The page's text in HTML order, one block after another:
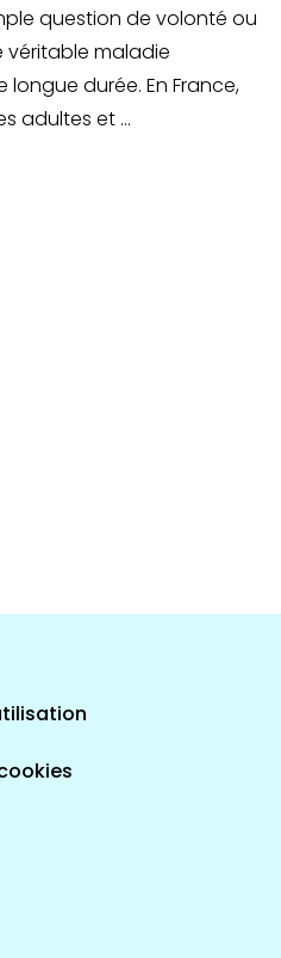
question de volonté ou
véritable maladie
durée. En France,
adultes et ...